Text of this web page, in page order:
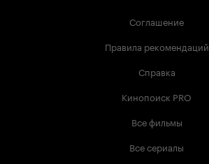
Соглашение
Правила рекомендаций
Справка
Кинопоиск PRO
Все фильмы
Все сериалы